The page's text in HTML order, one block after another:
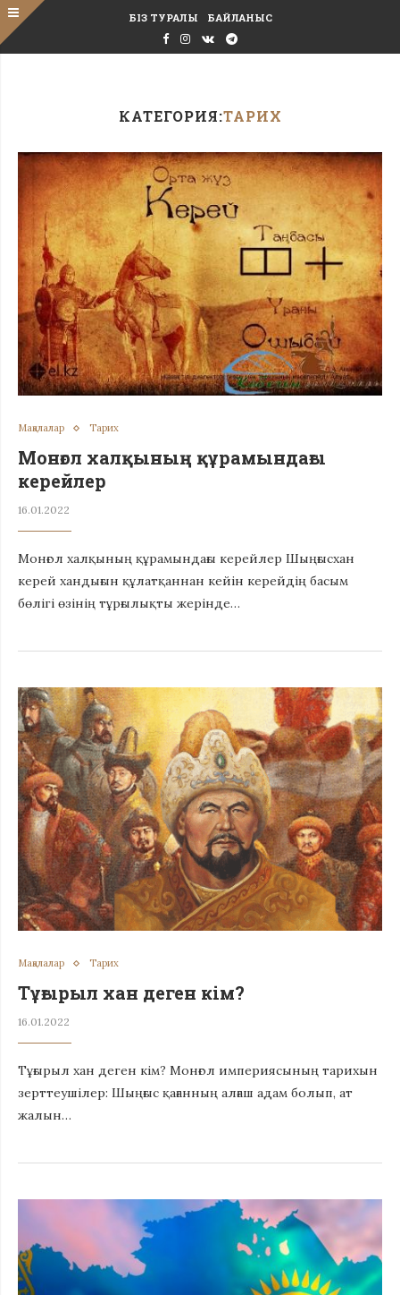
БІЗ ТУРАЛЫ БАЙЛАНЫС
КАТЕГОРИЯ:ТАРИХ
Мақалалар Тарих
Монғол халқының құрамындағы
керейлер
16.01.2022
Монғол халқының құрамындағы керейлер Шыңғысхан
керей хандығын құлатқаннан кейін керейдің басым
бөлігі өзінің тұрғылықты жерінде…
Мақалалар Тарих
Тұғырыл хан деген кім?
16.01.2022
Тұғырыл хан деген кім? Монғол империясының тарихын
зерттеушілер: Шыңғыс қағанның алғаш адам болып, ат
жалын…